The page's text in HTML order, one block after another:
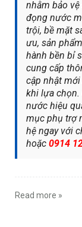
nhằm bảo
đọng nước
trội, bề mặt
ưu, sản
hành bền bỉ
cung cấp
cập nhật
khi lựa chọn.
nước hiệu
mục phụ trợ
hệ ngay với
hoặc 0914
Read more »